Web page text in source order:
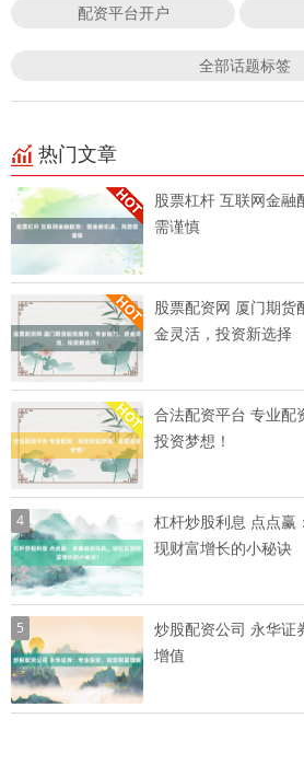
配资平台开户
全部话题标签
热门文章
股票杠杆 互联网金融
需谨慎
股票配资网 厦门期货
金灵活，投资新选择
合法配资平台 专业配
投资梦想！
4
杠杆炒股利息 点点赢
现财富增长的小秘诀
5
炒股配资公司 永华证
增值